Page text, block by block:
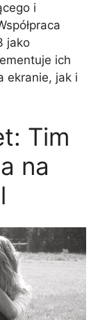
i
jako
ich
ekranie, jak i
Tim
na